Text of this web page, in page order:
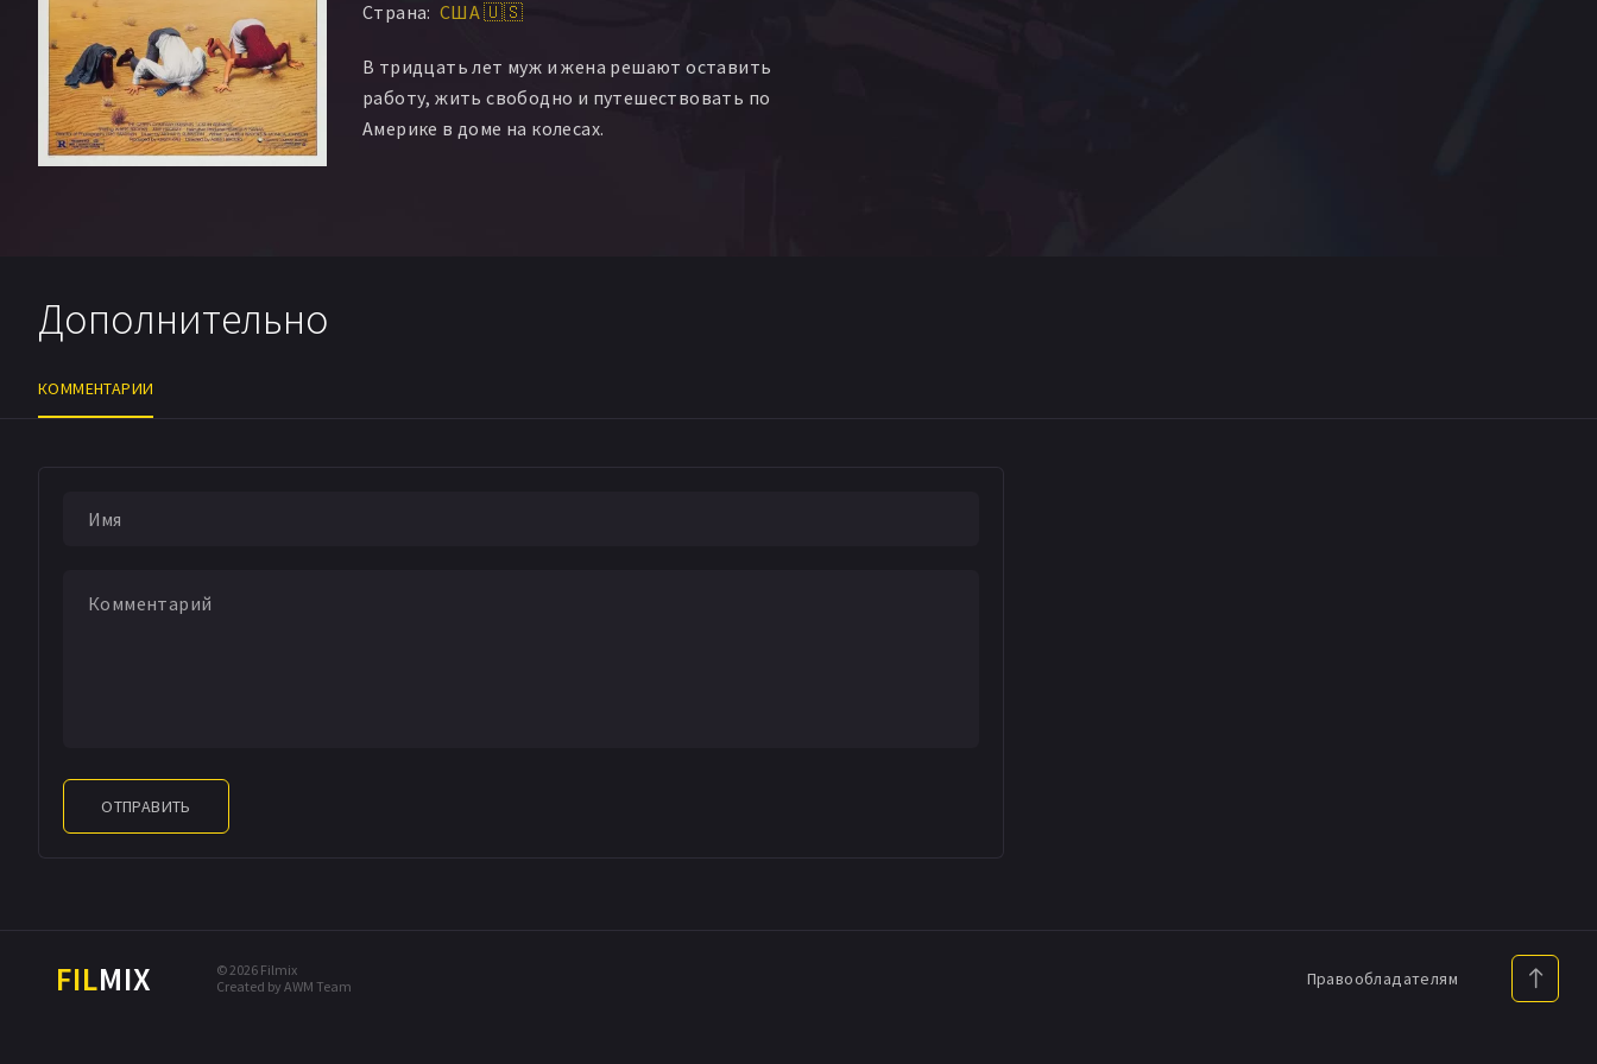
Страна: США 🇺🇸
В тридцать лет муж и жена решают оставить
работу, жить свободно и путешествовать по
Америке в доме на колесах.
Дополнительно
КОММЕНТАРИИ
ОТПРАВИТЬ
FILMIX
© 2026 Filmix
Created by AWM Team
Правообладателям